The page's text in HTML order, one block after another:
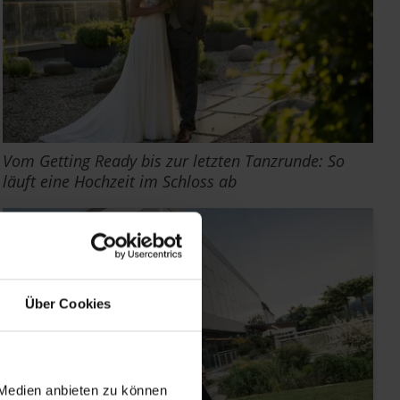
Über Cookies
anbieten zu können
Vom Getting Ready bis zur letzten Tanzrunde: So
läuft eine Hochzeit im Schloss ab